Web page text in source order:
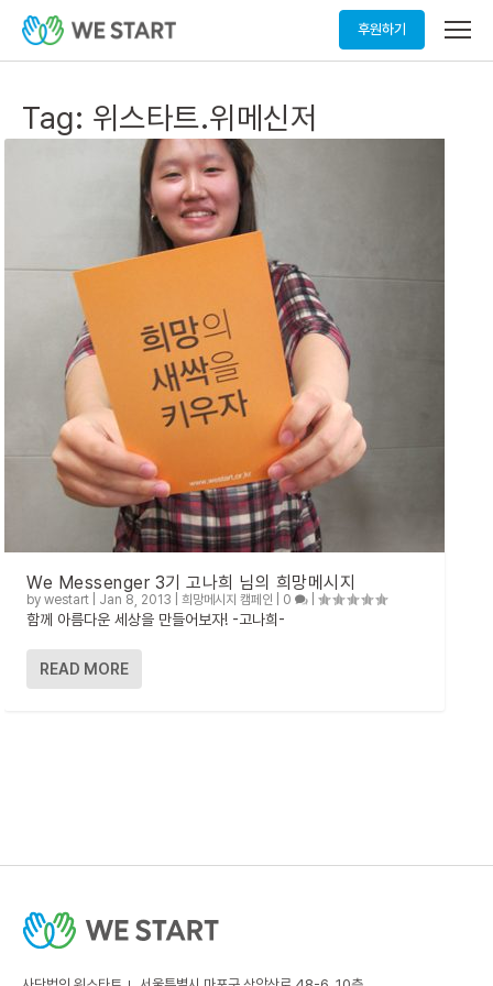
후원하기
메
열
Tag: 위스타트.위메신저
We Messenger 3기 고나희 님의 희망메시지
by westart Jan 8, 2013 희망메시지 캠페인 0
함께 아름다운 세상을 만들어보자! -고나희-
READ MORE